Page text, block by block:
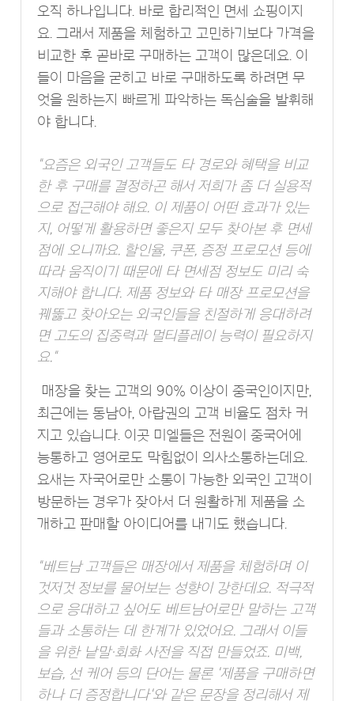
오직 하나입니다. 바로 합리적인 면세 쇼핑이지
요. 그래서 제품을 체험하고 고민하기보다 가격을
비교한 후 곧바로 구매하는 고객이 많은데요. 이
들이 마음을 굳히고 바로 구매하도록 하려면 무
엇을 원하는지 빠르게 파악하는 독심술을 발휘해
야 합니다.
"요즘은 외국인 고객들도 타 경로와 혜택을 비교
한 후 구매를 결정하곤 해서 저희가 좀 더 실용적
으로 접근해야 해요. 이 제품이 어떤 효과가 있는
지, 어떻게 활용하면 좋은지 모두 찾아본 후 면세
점에 오니까요. 할인율, 쿠폰, 증정 프로모션 등에
따라 움직이기 때문에 타 면세점 정보도 미리 숙
지해야 합니다. 제품 정보와 타 매장 프로모션을
꿰뚫고 찾아오는 외국인들을 친절하게 응대하려
면 고도의 집중력과 멀티플레이 능력이 필요하지
요."
매장을 찾는 고객의 90% 이상이 중국인이지만,
최근에는 동남아, 아랍권의 고객 비율도 점차 커
지고 있습니다. 이곳 미엘들은 전원이 중국어에
능통하고 영어로도 막힘없이 의사소통하는데요.
요새는 자국어로만 소통이 가능한 외국인 고객이
방문하는 경우가 잦아서 더 원활하게 제품을 소
개하고 판매할 아이디어를 내기도 했습니다.
"베트남 고객들은 매장에서 제품을 체험하며 이
것저것 정보를 물어보는 성향이 강한데요. 적극적
으로 응대하고 싶어도 베트남어로만 말하는 고객
들과 소통하는 데 한계가 있었어요. 그래서 이들
을 위한 낱말·회화 사전을 직접 만들었죠. 미백,
보습, 선 케어 등의 단어는 물론 '제품을 구매하면
하나 더 증정합니다'와 같은 문장을 정리해서 제